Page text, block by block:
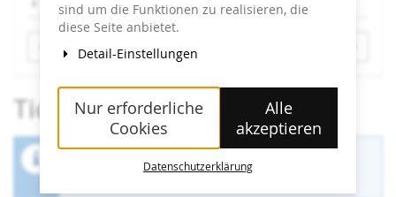
Tickets
Der Buchungszeitraum für diese Veranstaltung
sind um die Funktionen zu realisieren, die
diese Seite anbietet.
Detail-Einstellungen
Nur erforderliche
Cookies
Alle
akzeptieren
Datenschutzerklärung